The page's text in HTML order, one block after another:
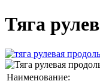
Тяга
Наименование: